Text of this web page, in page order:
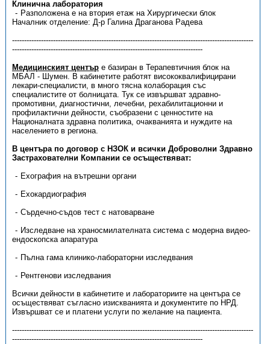
Клинична лаборатория
Разположена е на втория етаж на Хирургически блок
Началник отделение: Д-р Галина Драганова Радева
----------------------------------------------------------------------------------------------------
-------------------------------------------------------------------------------
Медицинският центъре базиран в Терапевтичния блок на
МБАЛ - Шумен. В кабинетите работят висококвалифицирани
лекари-специалисти, в много тясна колаборация със
специалистите от болницата. Тук се извършват здравно-
промотивни, диагностични, лечебни, рехабилитационни и
профилактични дейности, съобразени с ценностите на
Националната здравна политика, очакванията и нуждите на
населението в региона.
В центъра по договор с НЗОК и всички Доброволни Здравно
Застрахователни Компании се осъществяват:
Ехография на вътрешни органи
Ехокардиография
Сърдечно-съдов тест с натоварване
Изследване на храносмилателната система с модерна видео-
ендоскопска апаратура
Пълна гама клинико-лабораторни изследвания
Рентгенови изследвания
Всички дейности в кабинетите и лабораториите на центъра се
осъществяват съгласно изискванията и документите по НРД.
Извършват се и платени услуги по желание на пациента.
----------------------------------------------------------------------------------------------------
-------------------------------------------------------------------------------